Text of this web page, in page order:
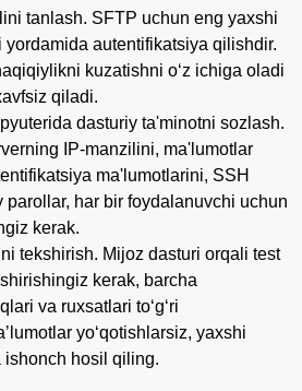
tanlash. SFTP uchun eng yaxshi
autentifikatsiya qilishdir.
kuzatishni oʻz ichiga oladi
qiladi.
dasturiy ta'minotni sozlash.
IP-manzilini, ma'lumotlar
ma'lumotlarini, SSH
parollar, har bir foydalanuvchi uchun
kerak.
tekshirish. Mijoz dasturi orqali test
kerak, barcha
va ruxsatlari toʻgʻri
yoʻqotishlarsiz, yaxshi
hosil qiling.